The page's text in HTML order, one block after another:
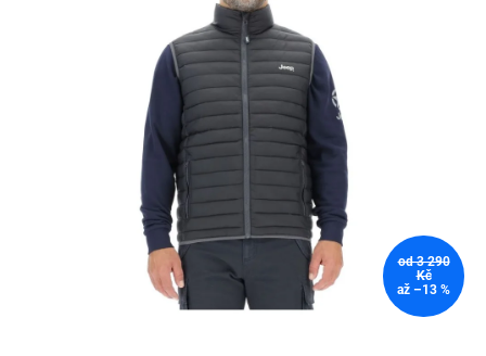
hvězdiček.
od 3 290
Kč
až –13 %